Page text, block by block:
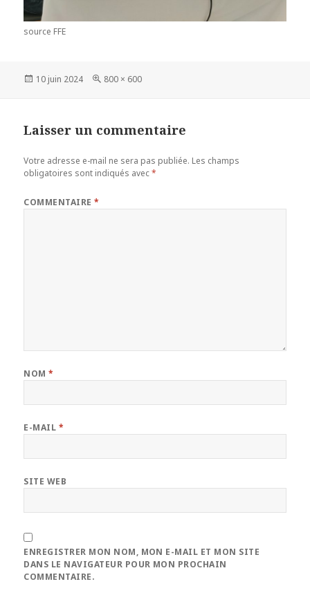
source FFE
Publié
10 juin 2024
Taille
800 × 600
Laisser un commentaire
Votre adresse e-mail ne sera pas publiée. Les champs
obligatoires sont indiqués avec*
COMMENTAIRE*
NOM*
E-MAIL *
SITE WEB
ENREGISTRER MON NOM, MON E-MAIL ET MON SITE
DANS LE NAVIGATEUR POUR MON PROCHAIN
COMMENTAIRE.